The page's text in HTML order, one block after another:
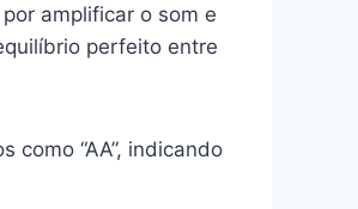
amplificar o som e
perfeito entre
como “AA”, indicando